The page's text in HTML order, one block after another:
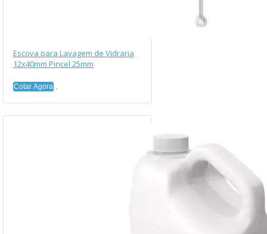
Escova para Lavagem de Vidraria
12x40mm Pincel 25mm
Cotar Agora